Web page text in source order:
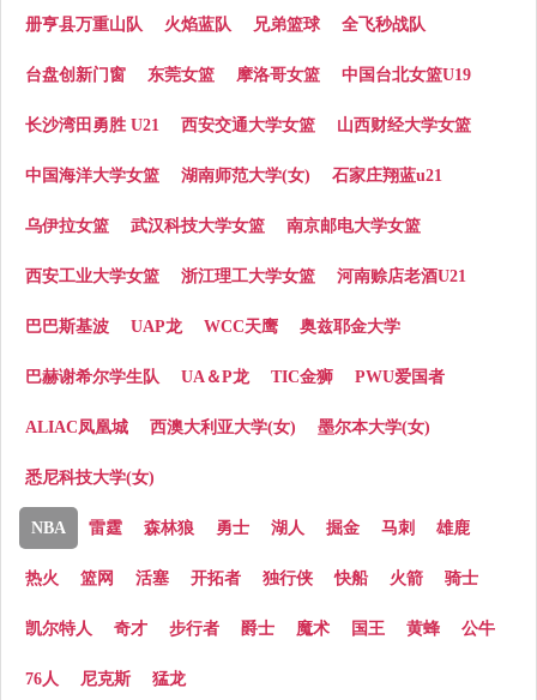
册亨县万重山队 火焰蓝队 兄弟篮球 全飞秒战队
台盘创新门窗 东莞女篮 摩洛哥女篮 中国台北女篮U19
长沙湾田勇胜 U21 西安交通大学女篮 山西财经大学女篮
中国海洋大学女篮 湖南师范大学(女) 石家庄翔蓝u21
乌伊拉女篮 武汉科技大学女篮 南京邮电大学女篮
西安工业大学女篮 浙江理工大学女篮 河南赊店老酒U21
巴巴斯基波 UAP龙 WCC天鹰 奥兹耶金大学
巴赫谢希尔学生队 UA＆P龙 TIC金狮 PWU爱国者
ALIAC凤凰城 西澳大利亚大学(女) 墨尔本大学(女)
悉尼科技大学(女)
NBA 雷霆 森林狼 勇士 湖人 掘金 马刺 雄鹿
热火 篮网 活塞 开拓者 独行侠 快船 火箭 骑士
凯尔特人 奇才 步行者 爵士 魔术 国王 黄蜂 公牛
76人 尼克斯 猛龙